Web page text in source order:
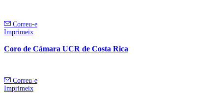
Correu-e
Imprimeix
Coro de Cámara UCR de Costa Rica
Correu-e
Imprimeix